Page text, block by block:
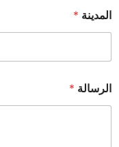
المدينة *
الرسالة *